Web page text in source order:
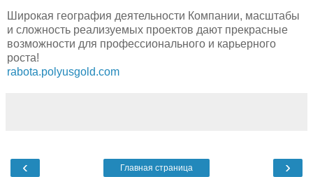
Широкая география деятельности Компании, масштабы
и сложность реализуемых проектов дают прекрасные
возможности для профессионального и карьерного
роста!
rabota.polyusgold.com
‹ ›
Главная страница